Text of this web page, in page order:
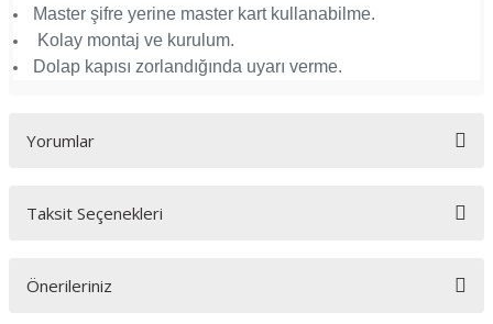
Master şifre yerine master kart kullanabilme.
Kolay montaj ve kurulum.
Dolap kapısı zorlandığında uyarı verme.
Yorumlar
Bu ürüne ilk yorumu siz yapın!
Taksit Seçenekleri
Önerileriniz